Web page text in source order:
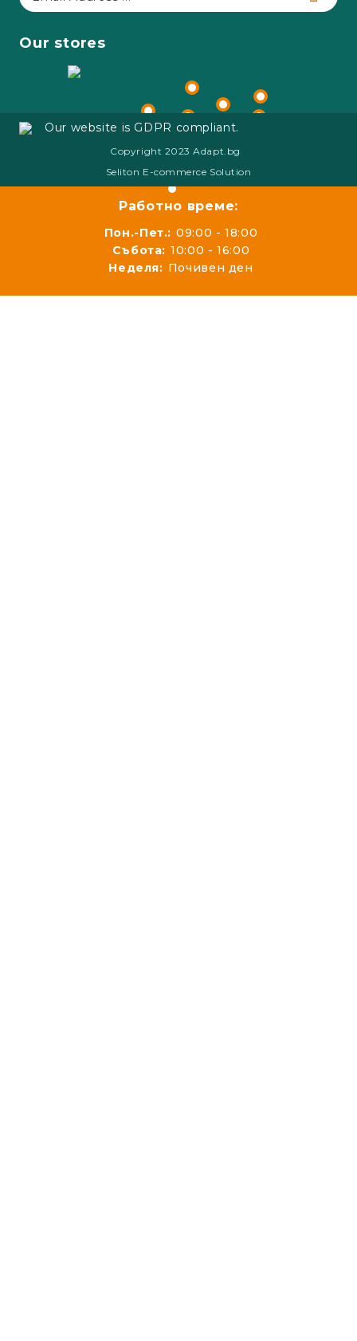
Our stores
Our website is GDPR compliant.
Copyright 2023 Adapt.bg
Seliton E-commerce Solution
Работно време:
Пон.-Пет.: 09:00 - 18:00
Събота: 10:00 - 16:00
Неделя: Почивен ден